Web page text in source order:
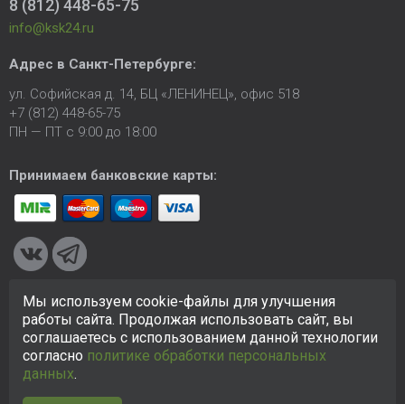
8 (812) 448-65-75
info@ksk24.ru
Адрес в Санкт-Петербурге:
ул. Софийская д. 14, БЦ «ЛЕНИНЕЦ», офис 518
+7 (812) 448-65-75
ПН — ПТ с 9:00 до 18:00
Принимаем банковские карты:
© 2005-2026 ООО «КСК». Сайтhttps://ksk24.ruсоздан
исключительно в информационных целях и любая информация
на сайте не является публичной офертой.Политика в
отношении персональных данных
Мы используем cookie-файлы для улучшения
работы сайта. Продолжая использовать сайт, вы
соглашаетесь с использованием данной технологии
согласно политике обработки персональных
данных.